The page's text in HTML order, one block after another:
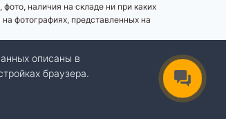
наличия на складе ни при каких
фотографиях, представленных на
описаны в
браузера.